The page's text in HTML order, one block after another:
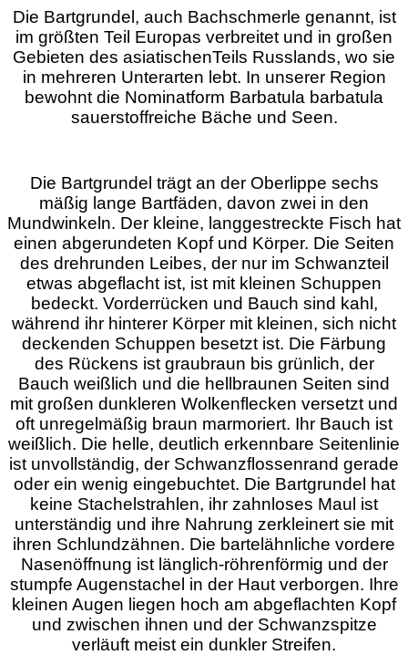
Die Bartgrundel, auch Bachschmerle genannt, ist
im größten Teil Europas verbreitet und in großen
Gebieten des asiatischenTeils Russlands, wo sie
in mehreren Unterarten lebt. In unserer Region
bewohnt die Nominatform Barbatula barbatula
sauerstoffreiche Bäche und Seen.
Die Bartgrundel trägt an der Oberlippe sechs
mäßig lange Bartfäden, davon zwei in den
Mundwinkeln. Der kleine, langgestreckte Fisch hat
einen abgerundeten Kopf und Körper. Die Seiten
des drehrunden Leibes, der nur im Schwanzteil
etwas abgeflacht ist, ist mit kleinen Schuppen
bedeckt. Vorderrücken und Bauch sind kahl,
während ihr hinterer Körper mit kleinen, sich nicht
deckenden Schuppen besetzt ist. Die Färbung
des Rückens ist graubraun bis grünlich, der
Bauch weißlich und die hellbraunen Seiten sind
mit großen dunkleren Wolkenflecken versetzt und
oft unregelmäßig braun marmoriert. Ihr Bauch ist
weißlich. Die helle, deutlich erkennbare Seitenlinie
ist unvollständig, der Schwanzflossenrand gerade
oder ein wenig eingebuchtet. Die Bartgrundel hat
keine Stachelstrahlen, ihr zahnloses Maul ist
unterständig und ihre Nahrung zerkleinert sie mit
ihren Schlundzähnen. Die bartelähnliche vordere
Nasenöffnung ist länglich-röhrenförmig und der
stumpfe Augenstachel in der Haut verborgen. Ihre
kleinen Augen liegen hoch am abgeflachten Kopf
und zwischen ihnen und der Schwanzspitze
verläuft meist ein dunkler Streifen.